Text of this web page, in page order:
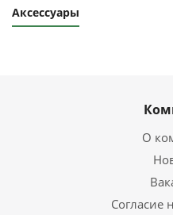
Аксессуары
О
Согласие